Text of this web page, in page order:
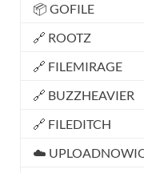
📦 GOFILE
🔗 ROOTZ
🔗 FILEMIRAGE
🔗 BUZZHEAVIER
🔗 FILEDITCH
☁️